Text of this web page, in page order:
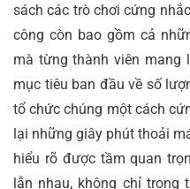
sách các trò chơi cứng
công còn bao gồm cả
mà từng thành viên mang
mục tiêu ban đầu về số
tổ chức chúng một cách
lại những giây phút thoải
hiểu rõ được tầm quan
lẫn nhau, không chỉ trong